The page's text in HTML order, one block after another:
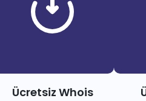
Ücretsiz Whois